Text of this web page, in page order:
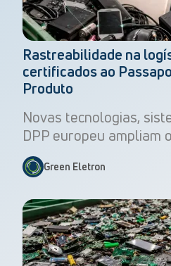
Rastreabilidade na
certificados ao
Produto
Novas tecnologias,
DPP europeu ampliam
Green Eletron